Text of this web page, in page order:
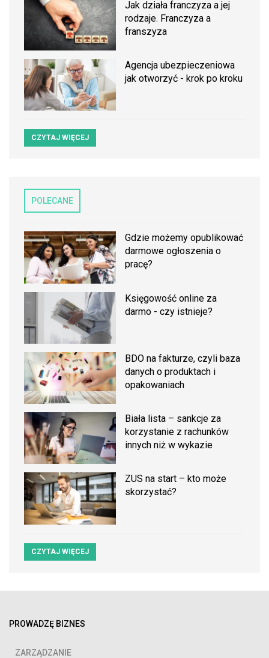
Jak działa franczyza a jej
rodzaje. Franczyza a
franszyza
Agencja ubezpieczeniowa
jak otworzyć - krok po kroku
CZYTAJ WIĘCEJ
POLECANE
Gdzie możemy opublikować
darmowe ogłoszenia o
pracę?
Księgowość online za
darmo - czy istnieje?
BDO na fakturze, czyli baza
danych o produktach i
opakowaniach
Biała lista – sankcje za
korzystanie z rachunków
innych niż w wykazie
ZUS na start – kto może
skorzystać?
CZYTAJ WIĘCEJ
PROWADZĘ BIZNES
ZARZĄDZANIE